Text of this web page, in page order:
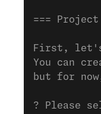
=== Project
First, let's
You can
but for
? Please